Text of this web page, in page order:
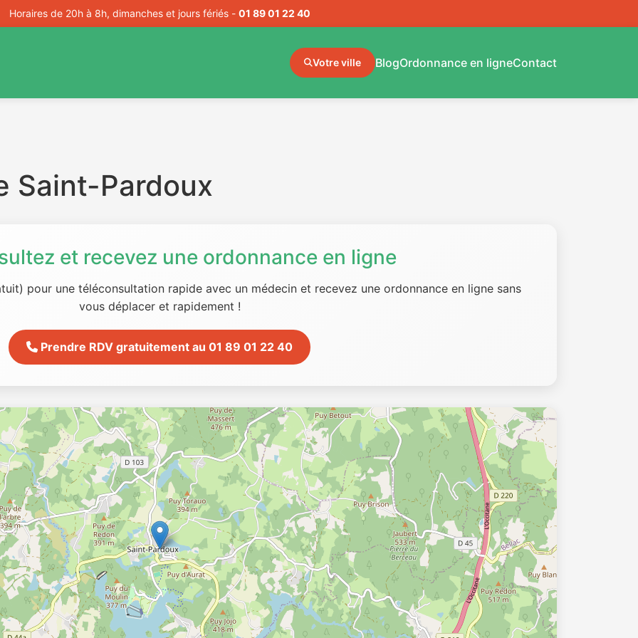
Horaires de 20h à 8h, dimanches et jours fériés - 01 89 01 22 40
Votre ville BlogOrdonnance en ligneContact
Saint-Pardoux
et recevez une ordonnance en ligne
pour une téléconsultation rapide avec un médecin et recevez une ordonnance en ligne sans
vous déplacer et rapidement !
Prendre RDV gratuitement au 01 89 01 22 40